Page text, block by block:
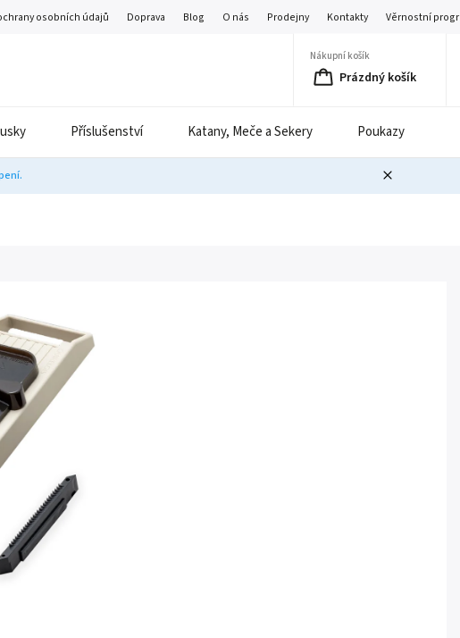
osobních údajů Doprava Blog O nás Prodejny Kontakty Věrnostní
Nákupní košík
Prázdný košík
Příslušenství Katany, Meče a Sekery Poukazy